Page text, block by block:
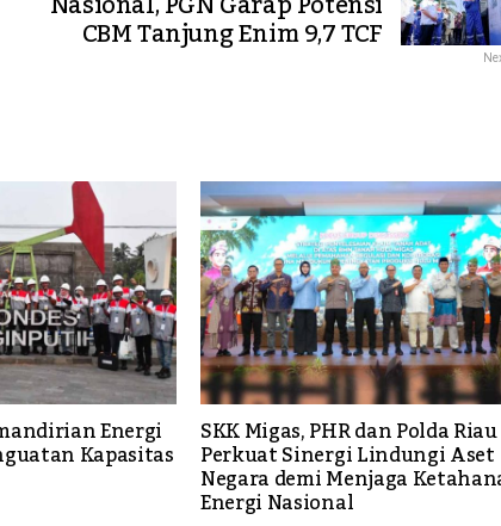
CBM Tanjung Enim 9,7 TCF
Energi
Kapasitas
SKK Migas, PHR dan Polda Riau
Perkuat Sinergi Lindungi Aset
Negara demi Menjaga
Energi Nasional